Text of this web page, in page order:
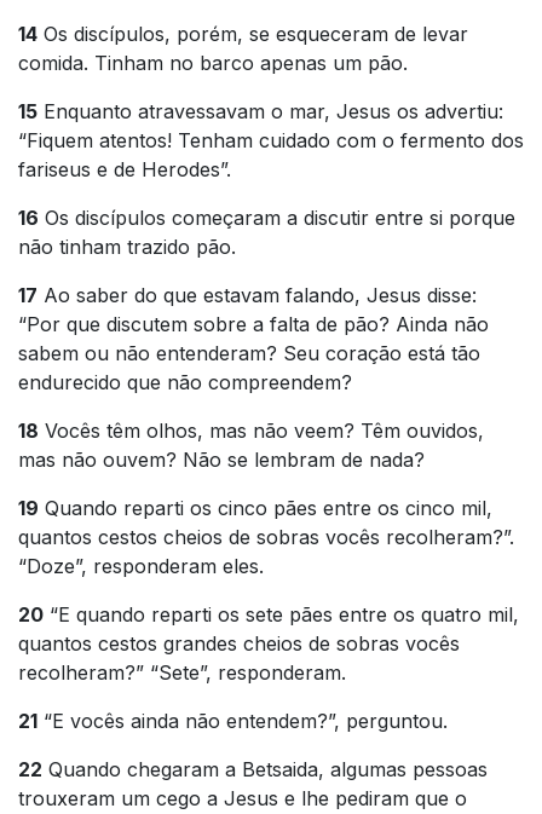
14 Os discípulos, porém, se esqueceram de levar
comida. Tinham no barco apenas um pão.
15 Enquanto atravessavam o mar, Jesus os advertiu:
“Fiquem atentos! Tenham cuidado com o fermento dos
fariseus e de Herodes”.
16 Os discípulos começaram a discutir entre si porque
não tinham trazido pão.
17 Ao saber do que estavam falando, Jesus disse:
“Por que discutem sobre a falta de pão? Ainda não
sabem ou não entenderam? Seu coração está tão
endurecido que não compreendem?
18 Vocês têm olhos, mas não veem? Têm ouvidos,
mas não ouvem? Não se lembram de nada?
19 Quando reparti os cinco pães entre os cinco mil,
quantos cestos cheios de sobras vocês recolheram?”.
“Doze”, responderam eles.
20 “E quando reparti os sete pães entre os quatro mil,
quantos cestos grandes cheios de sobras vocês
recolheram?” “Sete”, responderam.
21 “E vocês ainda não entendem?”, perguntou.
22 Quando chegaram a Betsaida, algumas pessoas
trouxeram um cego a Jesus e lhe pediram que o